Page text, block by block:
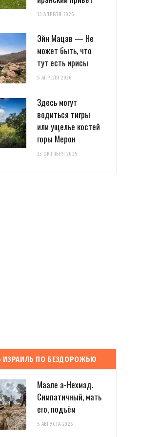
13 АПРЕЛЯ 2026
Эйн Мацав — Не
может быть, что
тут есть ирисы
5 АПРЕЛЯ 2026
Здесь могут
водиться тигры
или ущелье костей
горы Мерон
23 ОКТЯБРЯ 2025
ИЗРАИЛЬ ПО БЕЗДОРОЖЬЮ
Маале а-Нехмад.
Симпатичный, мать
его, подъём
5 АВГУСТА 2026